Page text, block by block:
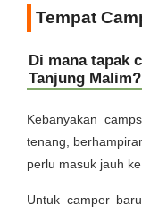
Tempat
Di mana tapak
Tanjung Malim?
Kebanyakan
tenang,
perlu masuk jauh
Untuk camper